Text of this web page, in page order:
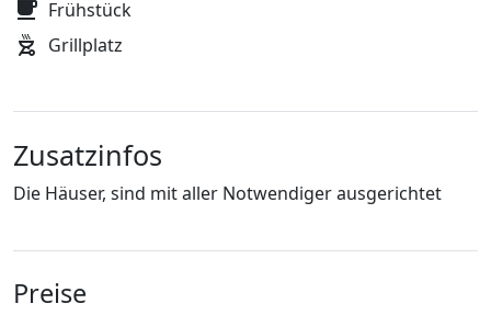
Frühstück
Grillplatz
Zusatzinfos
Die Häuser, sind mit aller Notwendiger ausgerichtet
Preise